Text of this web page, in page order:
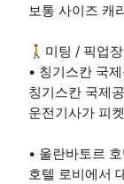
보통 사이즈 캐
🚶미팅 / 픽업
• 칭기스칸 국
칭기스칸 국제
운전기사가 피
• 울란바토르
호텔 로비에서